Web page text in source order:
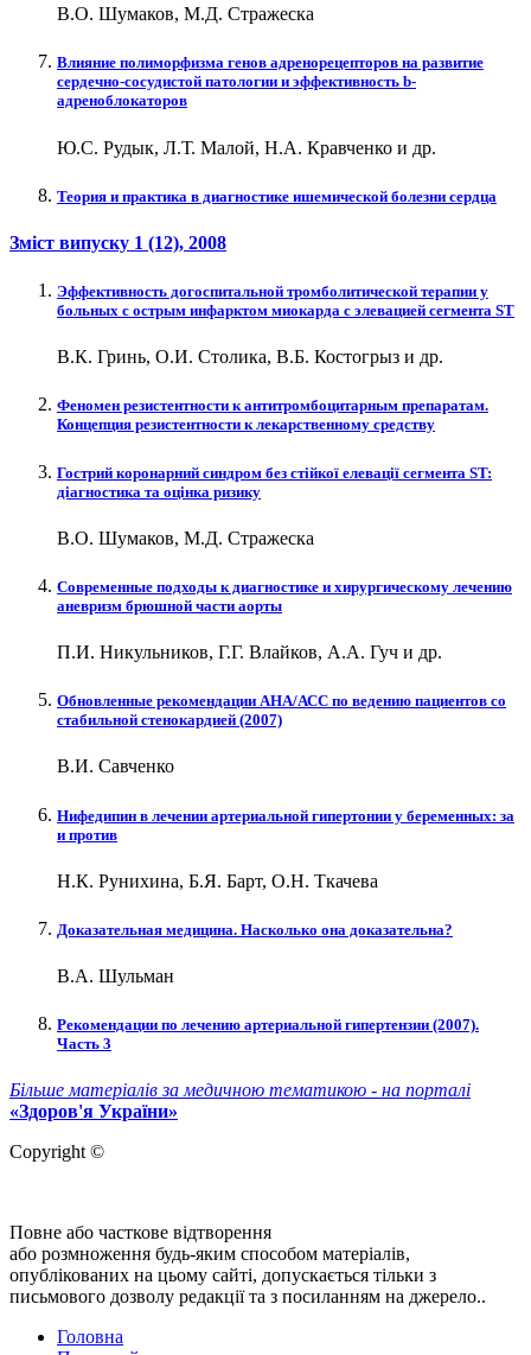
В.О. Шумаков, М.Д. Стражеска
Влияние полиморфизма генов адренорецепторов на развитие
сердечно-сосудистой патологии и эффективность b-
адреноблокаторов
Ю.С. Рудык, Л.Т. Малой, Н.А. Кравченко и др.
Теория и практика в диагностике ишемической болезни сердца
Зміст випуску 1 (12), 2008
Эффективность догоспитальной тромболитической терапии у
больных с острым инфарктом миокарда с элевацией сегмента ST
В.К. Гринь, О.И. Столика, В.Б. Костогрыз и др.
Феномен резистентности к антитромбоцитарным препаратам.
Концепция резистентности к лекарственному средству
Гострий коронарний синдром без стійкої елевації сегмента ST:
діагностика та оцінка ризику
В.О. Шумаков, М.Д. Стражеска
Современные подходы к диагностике и хирургическому лечению
аневризм брюшной части аорты
П.И. Никульников, Г.Г. Влайков, А.А. Гуч и др.
Обновленные рекомендации АНА/АСС по ведению пациентов со
стабильной стенокардией (2007)
В.И. Савченко
Нифедипин в лечении артериальной гипертонии у беременных: за
и против
Н.К. Рунихина, Б.Я. Барт, О.Н. Ткачева
Доказательная медицина. Насколько она доказательна?
В.А. Шульман
Рекомендации по лечению артериальной гипертензии (2007).
Часть 3
Більше матеріалів за медичною тематикою - на порталі
«Здоров'я України»
Copyright ©
Повне або часткове відтворення
або розмноження будь-яким способом матеріалів,
опублікованих на цьому сайті, допускається тільки з
письмового дозволу редакції та з посиланням на джерело..
Головна